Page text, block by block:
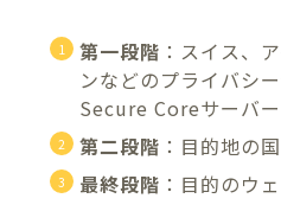
第一段階 ：スイス、
ンなどのプライバシ
Secure Coreサーバ
第二段階 ：目的地の
最終段階 ：目的のウ